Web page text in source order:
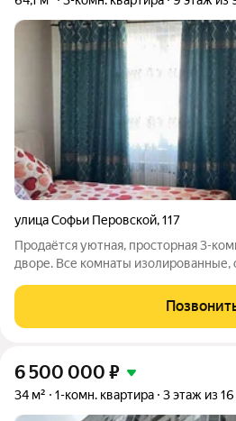
улица Софьи Перовской,117
Продаётся уютная, просторная 3-
дворе. Все комнаты изолированные,
пластиковые окна и счётчики ХВС и
двор с детской площадкой. В
6 500 000 ₽
34 м² 1-комн. квартира 3 этаж из 16